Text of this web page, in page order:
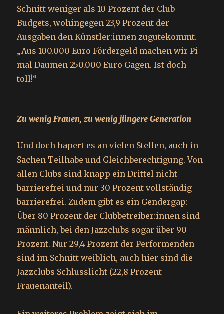
Schnitt weniger als 10 Prozent der Club-
Budgets, wohingegen 23,9 Prozent der
Ausgaben den Künst­le­r:in­nen zugutekommt.
„Aus 100.000 Euro Fördergeld machen wir Pi
mal Daumen 250.000 Euro Gagen. Ist doch
toll!“
Zu wenig Frauen, zu wenig jüngere Generation
Und doch hapert es an vielen Stellen, auch in
Sachen Teilhabe und Gleichberechtigung. Von
allen Clubs sind knapp ein Drittel nicht
barrierefrei und nur 30 Prozent vollständig
barrierefrei. Zudem gibt es ein Gendergap:
Über 80 Prozent der Club­be­trei­be­r:in­nen sind
männlich, bei den Jazzclubs sogar über 90
Prozent. Nur 29,4 Prozent der Performenden
sind im Schnitt weiblich, auch hier sind die
Jazzclubs Schlusslicht (22,8 Prozent
Frauenanteil).